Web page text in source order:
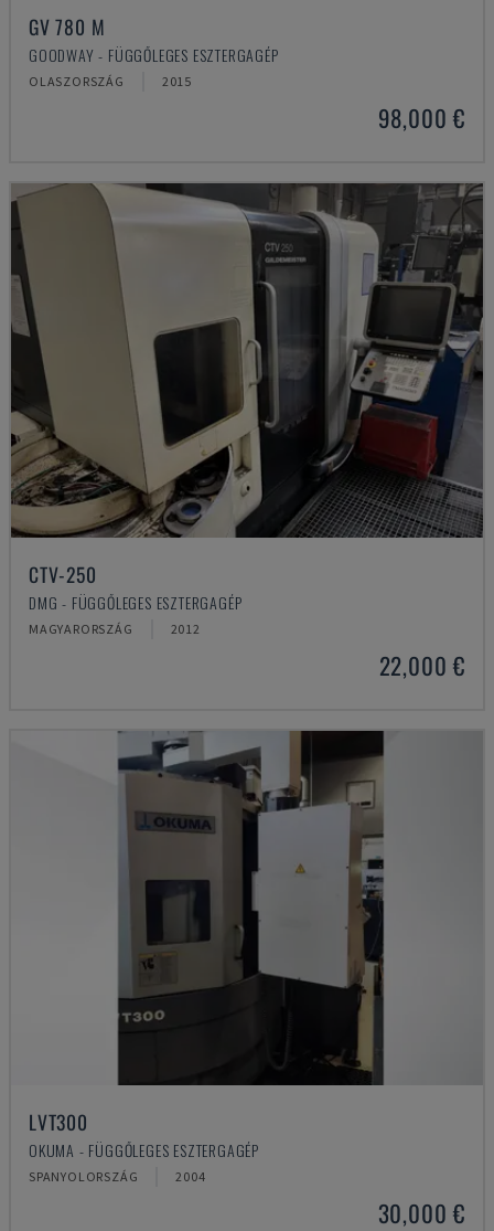
GV 780 M
GOODWAY - FÜGGŐLEGES ESZTERGAGÉP
OLASZORSZÁG 2015
98,000 €
CTV-250
DMG - FÜGGŐLEGES ESZTERGAGÉP
MAGYARORSZÁG 2012
22,000 €
LVT300
OKUMA - FÜGGŐLEGES ESZTERGAGÉP
SPANYOLORSZÁG 2004
30,000 €